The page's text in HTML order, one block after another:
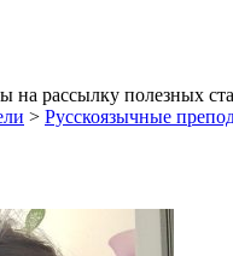
рассылку полезных
> Русскоязычные